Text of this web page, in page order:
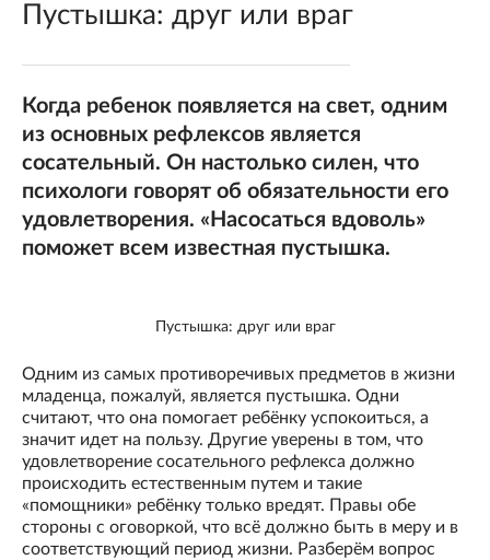
Пустышка: друг или враг
Когда ребенок появляется на свет, одним
из основных рефлексов является
сосательный. Он настолько силен, что
психологи говорят об обязательности его
удовлетворения. «Насосаться вдоволь»
поможет всем известная пустышка.
Пустышка: друг или враг
Одним из самых противоречивых предметов в жизни
младенца, пожалуй, является пустышка. Одни
считают, что она помогает ребёнку успокоиться, а
значит идет на пользу. Другие уверены в том, что
удовлетворение сосательного рефлекса должно
происходить естественным путем и такие
«помощники» ребёнку только вредят. Правы обе
стороны с оговоркой, что всё должно быть в меру и в
соответствующий период жизни. Разберём вопрос